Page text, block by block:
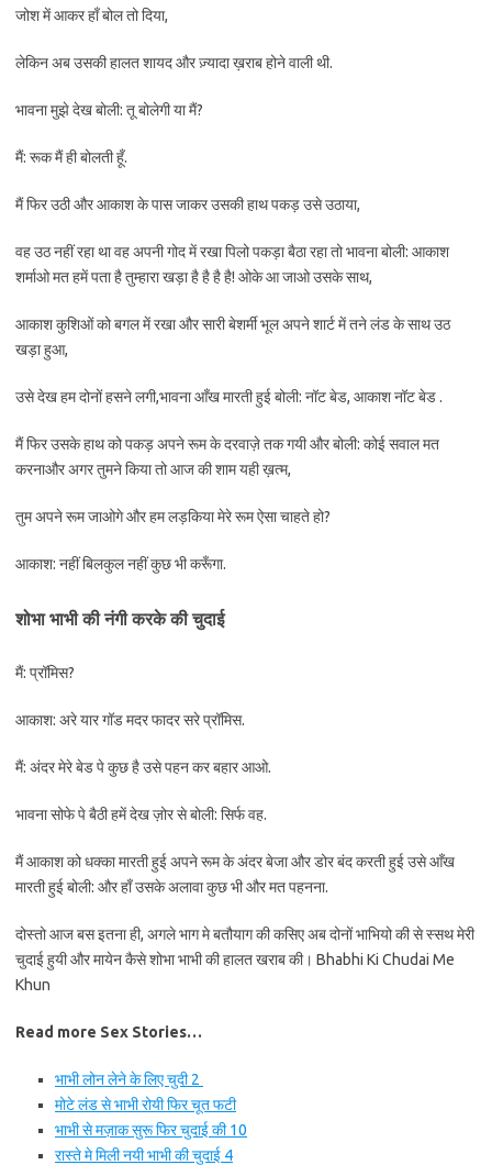
जोश में आकर हाँ बोल तो दिया,
लेकिन अब उसकी हालत शायद और ज़्यादा ख़राब होने वाली थी.
भावना मुझे देख बोली: तू बोलेगी या मैं?
मैं: रूक मैं ही बोलती हूँ.
मैं फिर उठी और आकाश के पास जाकर उसकी हाथ पकड़ उसे उठाया,
वह उठ नहीं रहा था वह अपनी गोद में रखा पिलो पकड़ा बैठा रहा तो भावना बोली: आकाश
शर्माओ मत हमें पता है तुम्हारा खड़ा है है है है! ओके आ जाओ उसके साथ,
आकाश कुशिओं को बगल में रखा और सारी बेशर्मी भूल अपने शार्ट में तने लंड के साथ उठ
खड़ा हुआ,
उसे देख हम दोनों हसने लगी,भावना आँख मारती हुई बोली: नॉट बेड, आकाश नॉट बेड .
मैं फिर उसके हाथ को पकड़ अपने रूम के दरवाज़े तक गयी और बोली: कोई सवाल मत
करनाऔर अगर तुमने किया तो आज की शाम यही ख़त्म,
तुम अपने रूम जाओगे और हम लड़किया मेरे रूम ऐसा चाहते हो?
आकाश: नहीं बिलकुल नहीं कुछ भी करूँगा.
शोभा भाभी की नंगी करके की चुदाई
मैं: प्रॉमिस?
आकाश: अरे यार गॉड मदर फादर सरे प्रॉमिस.
मैं: अंदर मेरे बेड पे कुछ है उसे पहन कर बहार आओ.
भावना सोफे पे बैठी हमें देख ज़ोर से बोली: सिर्फ वह.
मैं आकाश को धक्का मारती हुई अपने रूम के अंदर बेजा और डोर बंद करती हुई उसे आँख
मारती हुई बोली: और हाँ उसके अलावा कुछ भी और मत पहनना.
दोस्तो आज बस इतना ही, अगले भाग मे बतौयाग की कसिए अब दोनों भाभियो की से स्सथ मेरी
चुदाई हुयी और मायेन कैसे शोभा भाभी की हालत खराब की। Bhabhi Ki Chudai Me
Khun
Read more Sex Stories…
भाभी लोन लेने के लिए चुदी 2
मोटे लंड से भाभी रोयी फिर चूत फटी
भाभी से मज़ाक सुरू फिर चुदाई की 10
रास्ते मे मिली नयी भाभी की चुदाई 4